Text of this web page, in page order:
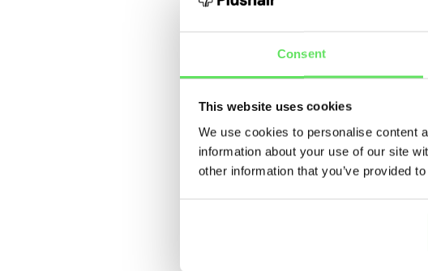
Consent
This website uses cookies
We use cookies to personalise content
information about your use of our site
other information that you’ve provided